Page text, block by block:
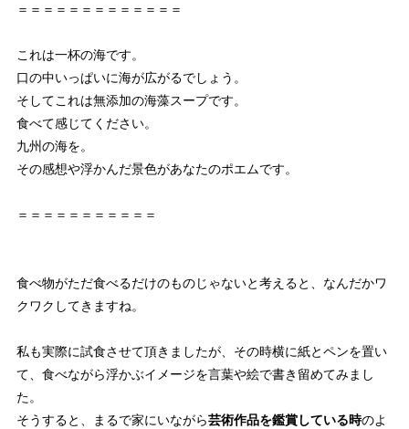
＝＝＝＝＝＝＝＝＝＝＝＝＝
これは一杯の海です。
口の中いっぱいに海が広がるでしょう。
そしてこれは無添加の海藻スープです。
食べて感じてください。
九州の海を。
その感想や浮かんだ景色があなたのポエムです。
＝＝＝＝＝＝＝＝＝＝＝
食べ物がただ食べるだけのものじゃないと考えると、なんだかワ
クワクしてきますね。
私も実際に試食させて頂きましたが、その時横に紙とペンを置い
て、食べながら浮かぶイメージを言葉や絵で書き留めてみまし
た。
そうすると、まるで家にいながら芸術作品を鑑賞している時のよ